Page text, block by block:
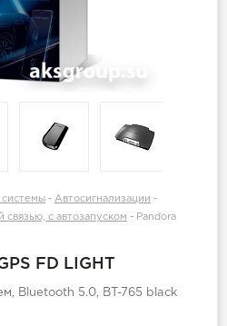
- Автосигнализации -
связью, с автозапуском - Pandora
FD LIGHT
Bluetooth 5.0, BT-765 black